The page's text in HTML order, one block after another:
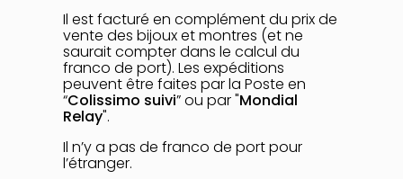
Il est facturé en complément du prix de
vente des bijoux et montres (et ne
saurait compter dans le calcul du
franco de port). Les expéditions
peuvent être faites par la Poste en
“Colissimo suivi” ou par "Mondial
Relay".
Il n’y a pas de franco de port pour
l’étranger.